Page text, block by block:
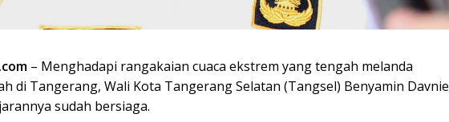
– Menghadapi rangakaian cuaca ekstrem yang tengah melanda
di Tangerang, Wali Kota Tangerang Selatan (Tangsel) Benyamin Davnie
sudah bersiaga.